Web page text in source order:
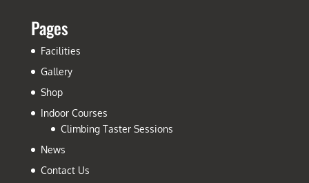
Pages
Facilities
Gallery
Shop
Indoor Courses
Climbing Taster Sessions
News
Contact Us